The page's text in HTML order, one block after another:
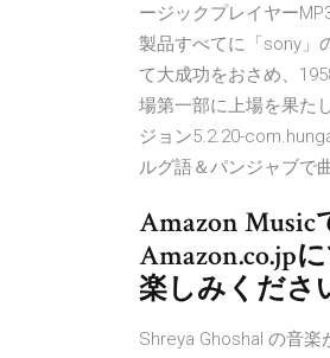
ージックプレイヤー
製品すべてに「sony」
て大成功をおさめ、
場第一部に上場を果た
ジョン5.2.20-
ルグ語＆パンジャブで
Amazon Music
Amazon.co.jp
楽しみくださ
Shreya Ghoshal の音